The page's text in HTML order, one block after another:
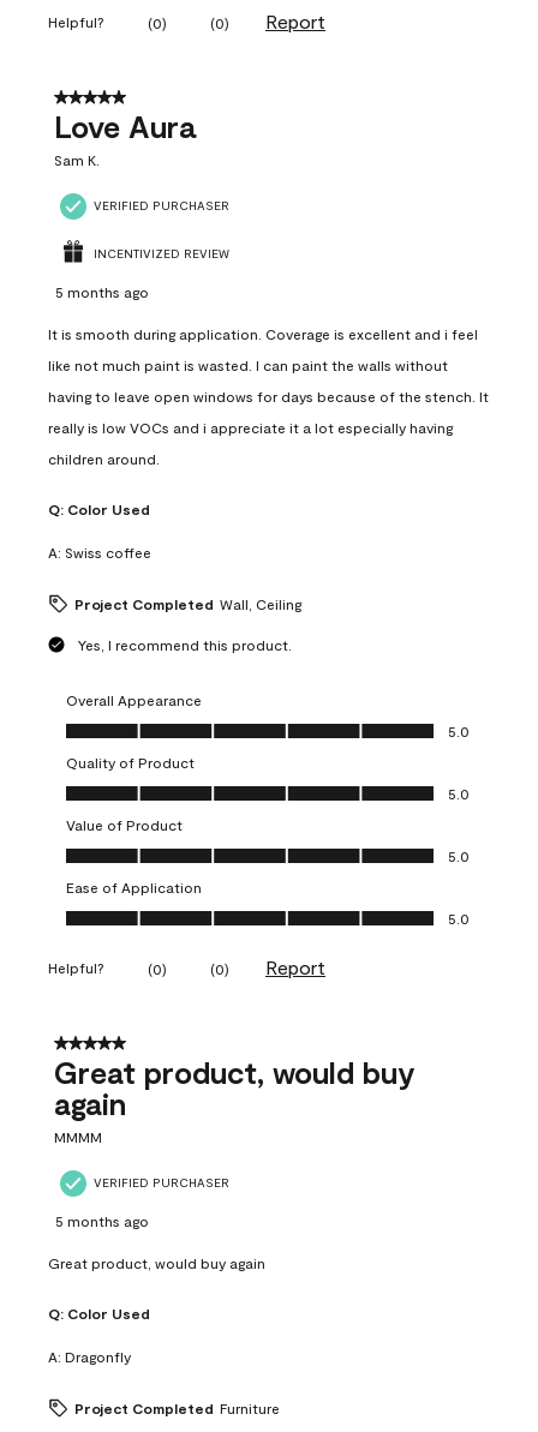
Helpful? (0) (0) Report
5 out of 5 stars.
Love Aura
Sam K.
VERIFIED PURCHASER
INCENTIVIZED REVIEW
5 months ago
It is smooth during application. Coverage is excellent and i feel
like not much paint is wasted. I can paint the walls without
having to leave open windows for days because of the stench. It
really is low VOCs and i appreciate it a lot especially having
children around.
Q: Color Used
A: Swiss coffee
Project Completed Wall, Ceiling
Yes, I recommend this product.
Overall Appearance
Overall Appearance, 5.0 out of 5
5.0
Quality of Product
Quality of Product, 5.0 out of 5
5.0
Value of Product
Value of Product, 5.0 out of 5
5.0
Ease of Application
Ease of Application, 5.0 out of 5
5.0
Helpful? (0) (0) Report
5 out of 5 stars.
Great product, would buy
again
MMMM
VERIFIED PURCHASER
5 months ago
Great product, would buy again
Q: Color Used
A: Dragonfly
Project Completed Furniture